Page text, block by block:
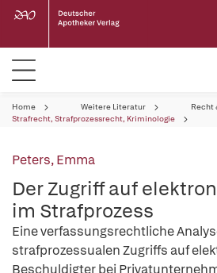
Home Weitere Literatur
Recht
Strafrecht, Strafprozessrecht, Kriminologie
Peters, Emma
Der Zugriff auf
im Strafprozess
Eine verfassungsrechtliche
strafprozessualen Zugriffs auf
Beschuldigter bei